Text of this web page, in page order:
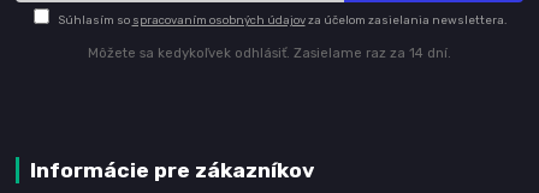
Súhlasím so spracovaním osobných údajovza účelom zasielania newslettera.
Môžete sa kedykoľvek odhlásiť. Zasielame raz za 14 dní.
Informácie pre zákazníkov